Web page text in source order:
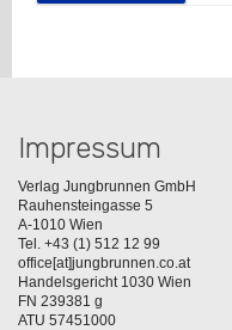
Impressum
Verlag Jungbrunnen GmbH
Rauhensteingasse 5
A-1010 Wien
Tel. +43 (1) 512 12 99
office[at]jungbrunnen.co.at
Handelsgericht 1030 Wien
FN 239381 g
ATU 57451000